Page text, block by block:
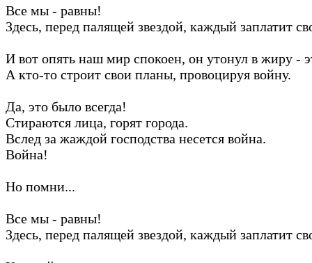
Все мы - равны!
Здесь, перед палящей звездой, каждый заплатит
И вот опять наш мир спокоен, он утонул в жиру -
А кто-то строит свои планы, провоцируя войну.
Да, это было всегда!
Стираются лица, горят города.
Вслед за жаждой господства несется война.
Война!
Но помни...
Все мы - равны!
Здесь, перед палящей звездой, каждый заплатит